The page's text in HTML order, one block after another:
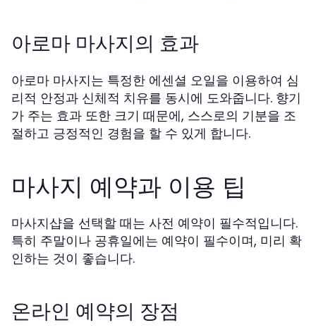
아로마 마사지의 효과
아로마 마사지는 특정한 에센셜 오일을 이용하여 심
리적 안정과 신체적 치유를 동시에 도와줍니다. 향기
가 주는 효과 또한 크기 때문에, 스스로의 기분을 조
절하고 긍정적인 경험을 할 수 있게 합니다.
마사지 예약과 이용 팁
마사지샵을 선택할 때는 사전 예약이 필수적입니다.
특히 주말이나 공휴일에는 예약이 필수이며, 미리 확
인하는 것이 좋습니다.
온라인 예약의 장점